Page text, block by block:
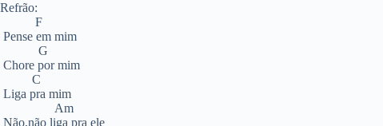
Refrão:
F
Pense em mim
G
Chore por mim
C
Liga pra mim
Am
Não,não liga pra ele